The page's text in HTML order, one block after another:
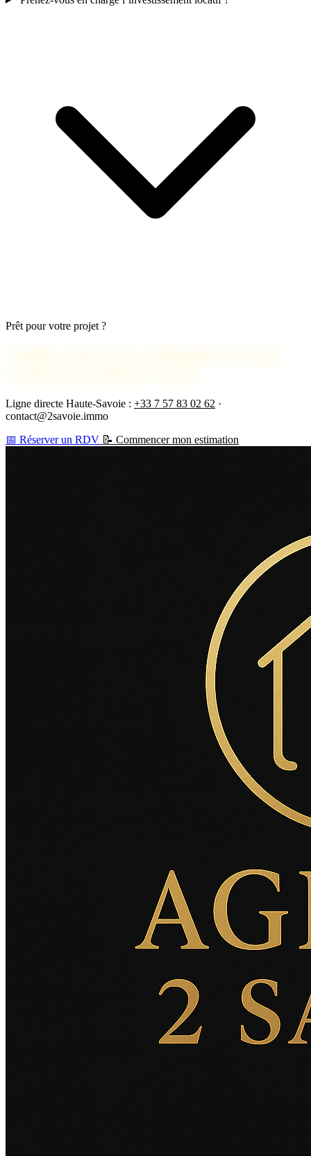
Prêt pour votre projet ?
Ligne directe Haute-Savoie : +33 7 57 83 02 62 ·
contact@2savoie.immo
📅 Réserver un RDV 📝 Commencer mon estimation